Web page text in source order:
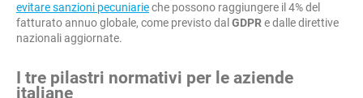
evitare sanzioni pecuniarieche possono raggiungere il 4% del
fatturato annuo globale, come previsto dal GDPRe dalle direttive
nazionali aggiornate.
I tre pilastri normativi per le aziende
italiane